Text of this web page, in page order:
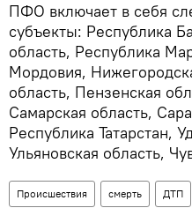
ПФО включает в себя
субъекты: Республика
область, Республика
Мордовия,
область, Пензенская
Самарская область,
Республика Татарстан,
Ульяновская область,
Происшествия смерть ДТП